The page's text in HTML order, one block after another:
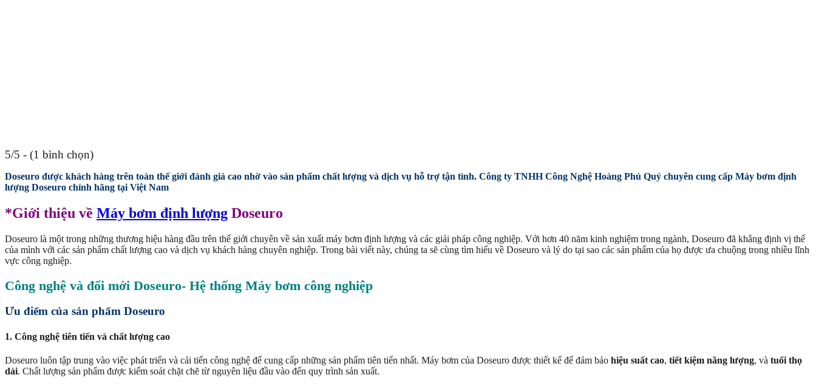
5/5 - (1 bình chọn)
Doseuro được khách hàng trên toàn thế giới đánh giá cao nhờ vào sản phẩm chất lượng và dịch vụ hỗ trợ tận tình. Công ty TNHH Công Nghệ Hoàng Phú Quý chuyên cung cấp Máy bơm định
lượng Doseuro chính hãng tại Việt Nam
*Giới thiệu về Máy bơm định lượng Doseuro
Doseuro là một trong những thương hiệu hàng đầu trên thế giới chuyên về sản xuất máy bơm định lượng và các giải pháp công nghiệp. Với hơn 40 năm kinh nghiệm trong ngành, Doseuro đã khẳng định vị thế
của mình với các sản phẩm chất lượng cao và dịch vụ khách hàng chuyên nghiệp. Trong bài viết này, chúng ta sẽ cùng tìm hiểu về Doseuro và lý do tại sao các sản phẩm của họ được ưa chuộng trong nhiều lĩnh
vực công nghiệp.
Công nghệ và đổi mới Doseuro- Hệ thống Máy bơm công nghiệp
Ưu điểm của sản phẩm Doseuro
1. Công nghệ tiên tiến và chất lượng cao
Doseuro luôn tập trung vào việc phát triển và cải tiến công nghệ để cung cấp những sản phẩm tiên tiến nhất. Máy bơm của Doseuro được thiết kế để đảm bảo hiệu suất cao, tiết kiệm năng lượng, và tuổi thọ
dài. Chất lượng sản phẩm được kiểm soát chặt chẽ từ nguyên liệu đầu vào đến quy trình sản xuất.